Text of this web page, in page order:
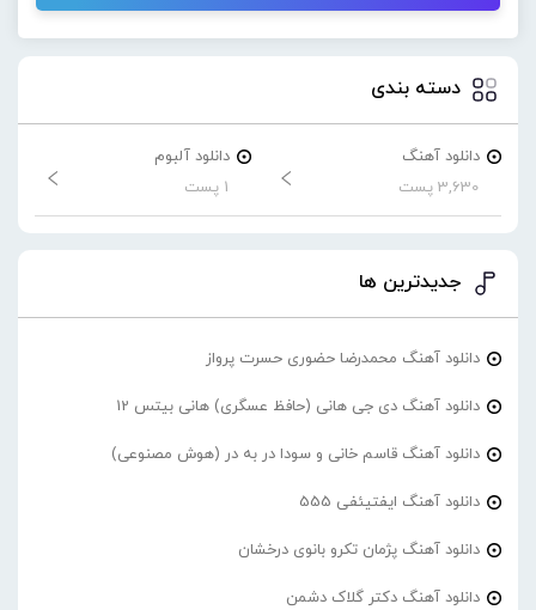
دسته بندی
دانلود آهنگ
3,630 پست
دانلود آلبوم
1 پست
جدیدترین ها
دانلود آهنگ محمدرضا حضورى حسرت پرواز
دانلود آهنگ دی جی هانی (حافظ عسگری) هانی بیتس 12
دانلود آهنگ قاسم خانی و سودا در به در (هوش مصنوعی)
دانلود آهنگ ایفتیئفی 555
دانلود آهنگ پژمان تکرو بانوی درخشان
دانلود آهنگ دکتر گلاک دشمن